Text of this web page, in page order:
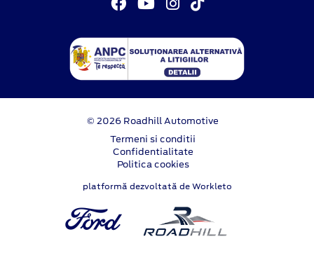
© 2026 Roadhill Automotive
Termeni si conditii
Confidentialitate
Politica cookies
platformă dezvoltată de Workleto